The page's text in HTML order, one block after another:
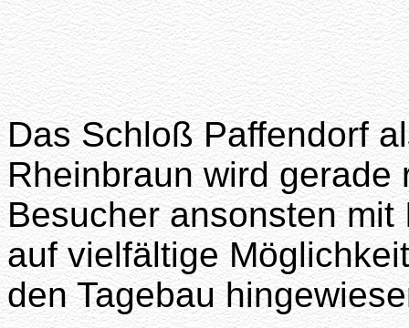
Das Schloß Paffendorf
Rheinbraun wird gerade
Besucher ansonsten
auf vielfältige
den Tagebau